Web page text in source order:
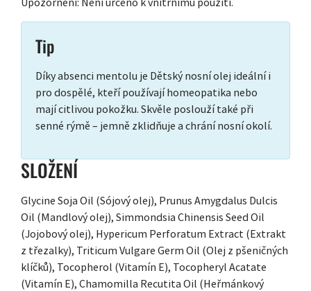
Tip
Díky absenci mentolu je Dětský nosní olej ideální i
pro dospělé, kteří používají homeopatika nebo
mají citlivou pokožku. Skvěle poslouží také při
senné rýmě – jemně zklidňuje a chrání nosní okolí.
SLOŽENÍ
Glycine Soja Oil (Sójový olej), Prunus Amygdalus Dulcis
Oil (Mandlový olej), Simmondsia Chinensis Seed Oil
(Jojobový olej), Hypericum Perforatum Extract (Extrakt
z třezalky), Triticum Vulgare Germ Oil (Olej z pšeničných
klíčků), Tocopherol (Vitamín E), Tocopheryl Acatate
(Vitamín E), Chamomilla Recutita Oil (Heřmánkový